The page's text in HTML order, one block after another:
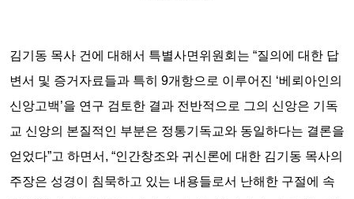
김기동 목사 건에 대해서 특별사면위원회는 “질의에 대한 답
변서 및 증거자료들과 특히 9개항으로 이루어진 ‘베뢰아인의
신앙고백’을 연구 검토한 결과 전반적으로 그의 신앙은 기독
교 신앙의 본질적인 부분은 정통기독교와 동일하다는 결론을
얻었다”고 하면서, “인간창조와 귀신론에 대한 김기동 목사의
주장은 성경이 침묵하고 있는 내용들로서 난해한 구절에 속